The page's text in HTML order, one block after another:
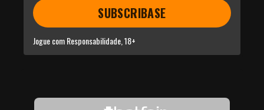
SUBSCRIBASE
Jogue com Responsabilidade, 18+